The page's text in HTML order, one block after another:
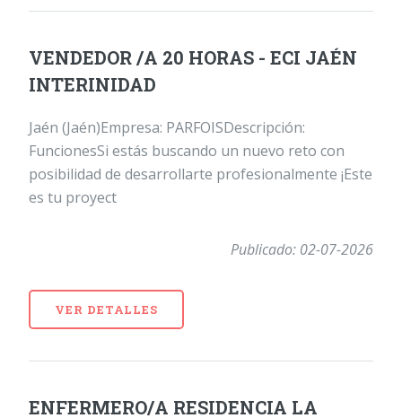
VENDEDOR /A 20 HORAS - ECI JAÉN
INTERINIDAD
Jaén (Jaén)Empresa: PARFOISDescripción:
FuncionesSi estás buscando un nuevo reto con
posibilidad de desarrollarte profesionalmente ¡Este
es tu proyect
Publicado: 02-07-2026
VER DETALLES
ENFERMERO/A RESIDENCIA LA